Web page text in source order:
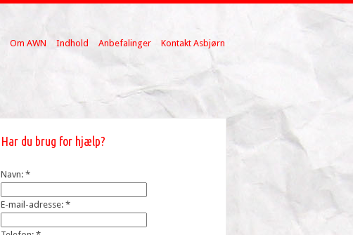
Om AWN Indhold Anbefalinger Kontakt Asbjørn
Har du brug for hjælp?
Navn: *
E-mail-adresse: *